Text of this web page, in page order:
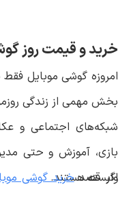
خرید و قیمت روز
امروزه گوشی موبایل
بخش مهمی از زندگی
شبکه‌های اجتماعی و
بازی، آموزش و حتی
وابسته هستند.
اگر قصدخرید گوشی